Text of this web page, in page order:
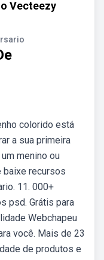
Vecteezy
colorido está
a sua primeira
menino ou
baixe recursos
11. 000+
psd. Grátis para
Webchapeu
você. Mais de 23
de produtos e